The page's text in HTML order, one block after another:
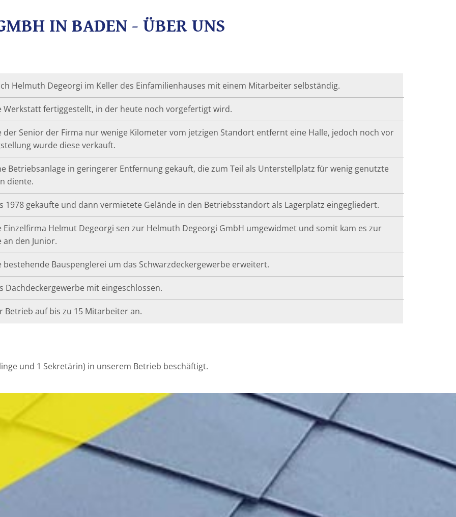
IN BADEN - ÜBER UNS
Helmuth Degeorgi im Keller des Einfamilienhauses mit einem Mitarbeiter selbständig.
Werkstatt fertiggestellt, in der heute noch vorgefertigt wird.
Senior der Firma nur wenige Kilometer vom jetzigen Standort entfernt eine Halle, jedoch noch vor
wurde diese verkauft.
Betriebsanlage in geringerer Entfernung gekauft, die zum Teil als Unterstellplatz für wenig genutzte
diente.
1978 gekaufte und dann vermietete Gelände in den Betriebsstandort als Lagerplatz eingegliedert.
Einzelfirma Helmut Degeorgi sen zur Helmuth Degeorgi GmbH umgewidmet und somit kam es zur
an den Junior.
bestehende Bauspenglerei um das Schwarzdeckergewerbe erweitert.
Dachdeckergewerbe mit eingeschlossen.
Betrieb auf bis zu 15 Mitarbeiter an.
und 1 Sekretärin) in unserem Betrieb beschäftigt.